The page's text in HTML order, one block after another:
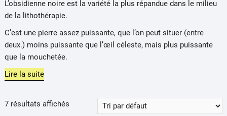
L’obsidienne noire est la variété la plus répandue dans le milieu
de la lithothérapie.
C’est une pierre assez puissante, que l’on peut situer (entre
deux.)moins puissante que l’œil céleste, mais plus puissante
que lamouchetée.
Lire la suite
7 résultats affichés